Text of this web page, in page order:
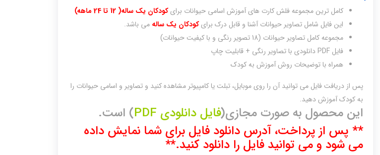
کامل ترین مجموعه فلش کارت های آموزش اسامی حیوانات برایکودکان یک ساله( 12 تا 24 ماهه)
این فایل شامل تصاویر حیوانات آشنا و قابل درک برایکودکان یک ساله می باشد.
مجموعه کامل تصاویر حیوانات (18 تصویر رنگی و با کیفیت حیوانات)
فایل PDF دانلودی با تصاویر رنگی + قابلیت چاپ
همراه با توضیحات روش آموزش به کودک
پس از دریافت فایل می توانید آن را روی موبایل، تبلت یا کامپیوتر مشاهده کنید و تصاویر و اسامی حیوانات را
به کودک آموزش دهید.
این محصول به صورت مجازی(فایل دانلودی PDF
) است.
** پس از پرداخت، آدرس دانلود فایل برای شما نمایش داده
می شود و می توانید فایل را دانلود کنید.**